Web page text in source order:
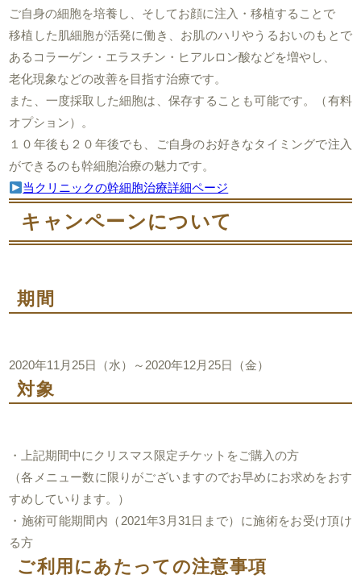
ご自身の細胞を培養し、そしてお顔に注入・移植することで
移植した肌細胞が活発に働き、お肌のハリやうるおいのもとで
あるコラーゲン・エラスチン・ヒアルロン酸などを増やし、
老化現象などの改善を目指す治療です。
また、一度採取した細胞は、保存することも可能です。（有料
オプション）。
１０年後も２０年後でも、ご自身のお好きなタイミングで注入
ができるのも幹細胞治療の魅力です。
当クリニックの幹細胞治療詳細ページ
キャンペーンについて
期間
2020年11月25日（水）～2020年12月25日（金）
対象
・上記期間中にクリスマス限定チケットをご購入の方
（各メニュー数に限りがございますのでお早めにお求めをおす
すめしていります。）
・施術可能期間内（2021年3月31日まで）に施術をお受け頂け
る方
ご利用にあたっての注意事項